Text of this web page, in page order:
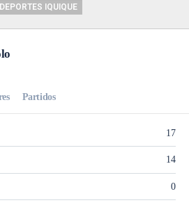
DEPORTES IQUIQUE